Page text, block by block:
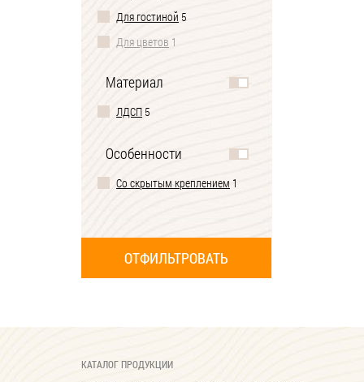
Для гостиной 5
Для цветов 1
Материал
ЛДСП 5
Особенности
Со скрытым креплением 1
КАТАЛОГ ПРОДУКЦИИ